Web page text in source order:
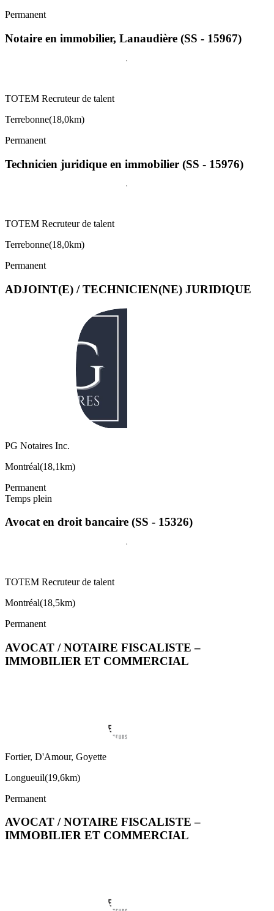
Permanent
Notaire en immobilier, Lanaudière (SS - 15967)
TOTEM Recruteur de talent
Terrebonne(18,0km)
Permanent
Technicien juridique en immobilier (SS - 15976)
TOTEM Recruteur de talent
Terrebonne(18,0km)
Permanent
ADJOINT(E) / TECHNICIEN(NE) JURIDIQUE
PG Notaires Inc.
Montréal(18,1km)
Permanent
Temps plein
Avocat en droit bancaire (SS - 15326)
TOTEM Recruteur de talent
Montréal(18,5km)
Permanent
AVOCAT / NOTAIRE FISCALISTE –
IMMOBILIER ET COMMERCIAL
Fortier, D'Amour, Goyette
Longueuil(19,6km)
Permanent
AVOCAT / NOTAIRE FISCALISTE –
IMMOBILIER ET COMMERCIAL